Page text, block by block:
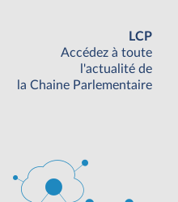
LCP
Accédez à toute
l'actualité de
la Chaine Parlementaire